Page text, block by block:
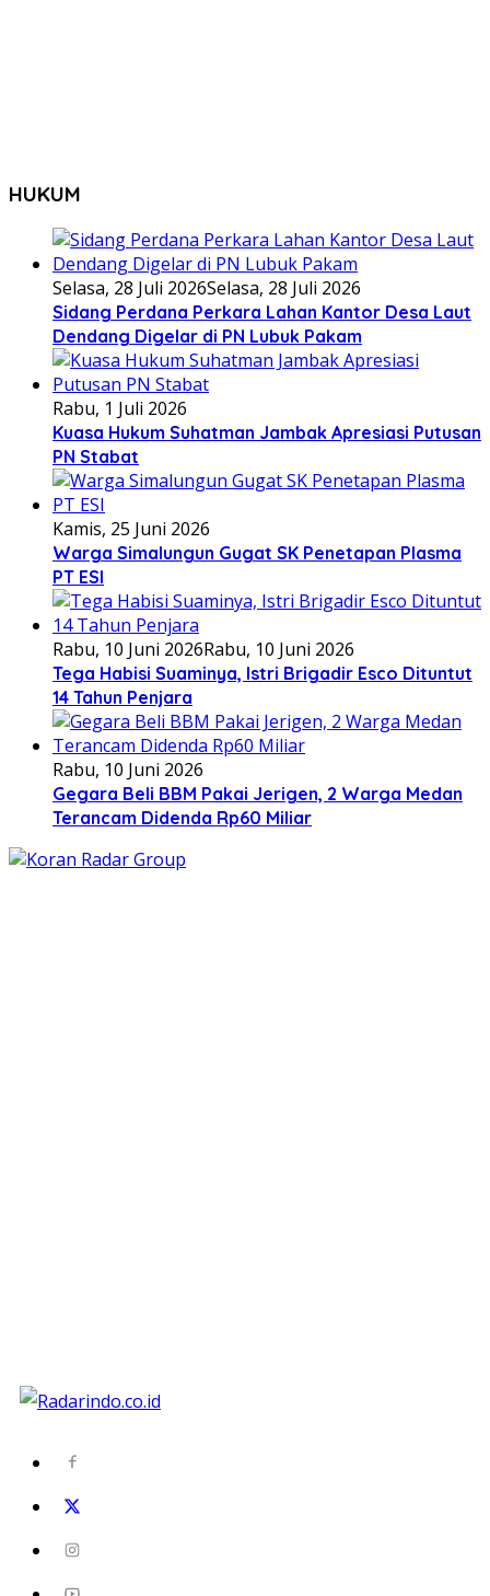
HUKUM
Selasa, 28 Juli 2026Selasa, 28 Juli 2026
Sidang Perdana Perkara Lahan Kantor Desa Laut
Dendang Digelar di PN Lubuk Pakam
Rabu, 1 Juli 2026
Kuasa Hukum Suhatman Jambak Apresiasi Putusan
PN Stabat
Kamis, 25 Juni 2026
Warga Simalungun Gugat SK Penetapan Plasma
PT ESI
Rabu, 10 Juni 2026Rabu, 10 Juni 2026
Tega Habisi Suaminya, Istri Brigadir Esco Dituntut
14 Tahun Penjara
Rabu, 10 Juni 2026
Gegara Beli BBM Pakai Jerigen, 2 Warga Medan
Terancam Didenda Rp60 Miliar